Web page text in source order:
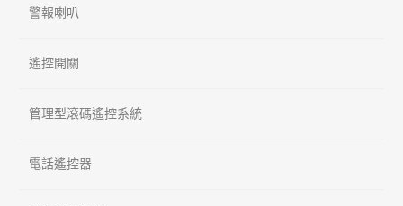
警報喇叭
遙控開關
管理型滾碼遙控系統
電話遙控器